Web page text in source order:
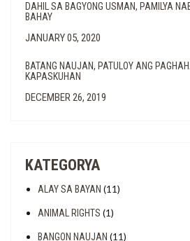
DAHIL SA BAGYONG USMAN, PAMILYA
BAHAY
JANUARY 05, 2020
BATANG NAUJAN, PATULOY ANG
KAPASKUHAN
DECEMBER 26, 2019
KATEGORYA
ALAY SA BAYAN (11)
ANIMAL RIGHTS (1)
BANGON NAUJAN (11)